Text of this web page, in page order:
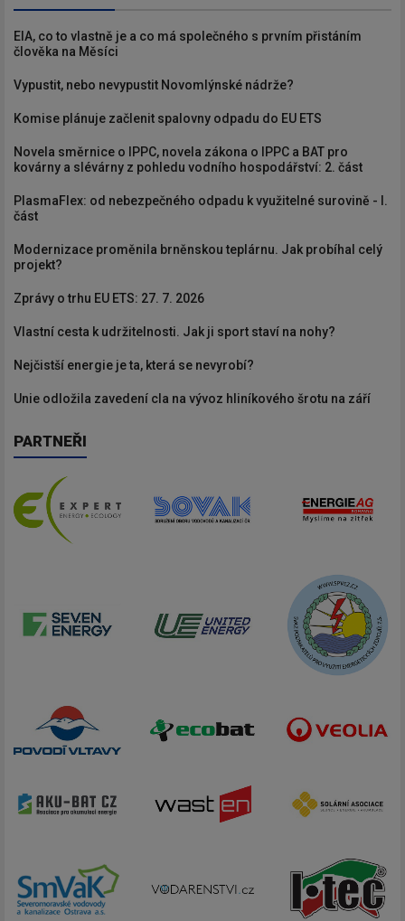
EIA, co to vlastně je a co má společného s prvním přistáním
člověka na Měsíci
Vypustit, nebo nevypustit Novomlýnské nádrže?
Komise plánuje začlenit spalovny odpadu do EU ETS
Novela směrnice o IPPC, novela zákona o IPPC a BAT pro
kovárny a slévárny z pohledu vodního hospodářství: 2. část
PlasmaFlex: od nebezpečného odpadu k využitelné surovině - I.
část
Modernizace proměnila brněnskou teplárnu. Jak probíhal celý
projekt?
Zprávy o trhu EU ETS: 27. 7. 2026
Vlastní cesta k udržitelnosti. Jak ji sport staví na nohy?
Nejčistší energie je ta, která se nevyrobí?
Unie odložila zavedení cla na vývoz hliníkového šrotu na září
PARTNEŘI